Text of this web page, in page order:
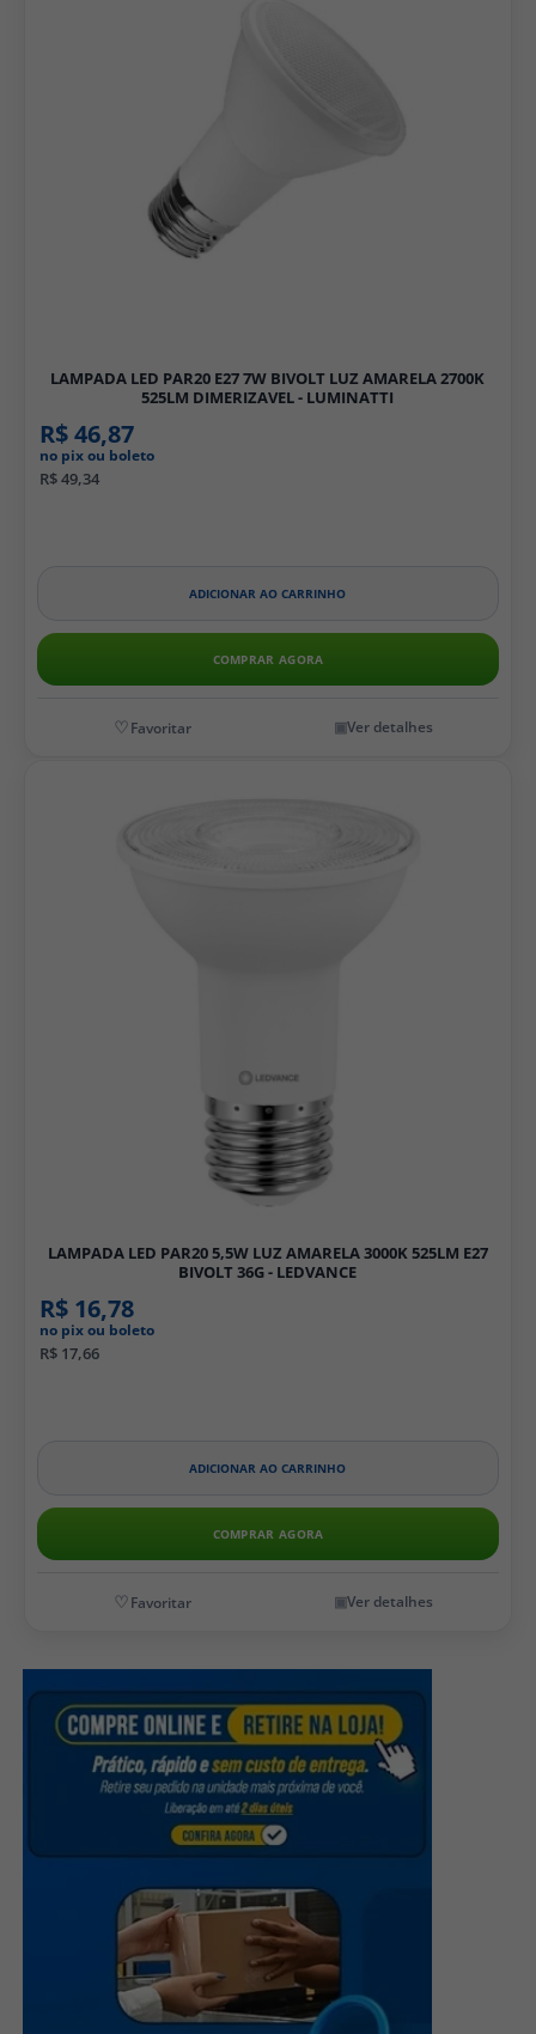
LAMPADA LED PAR20 E27 7W BIVOLT LUZ AMARELA 2700K
525LM DIMERIZAVEL - LUMINATTI
R$ 46,87
no pix ou boleto
R$ 49,34
ADICIONAR AO CARRINHO
COMPRAR AGORA
Ver detalhes
LAMPADA LED PAR20 5,5W LUZ AMARELA 3000K 525LM E27
BIVOLT 36G - LEDVANCE
R$ 16,78
no pix ou boleto
R$ 17,66
ADICIONAR AO CARRINHO
COMPRAR AGORA
Ver detalhes